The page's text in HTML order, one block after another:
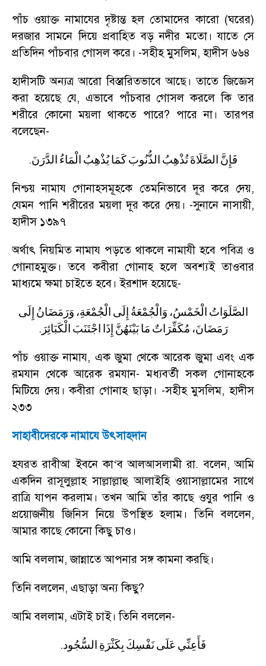
পাঁচ ওয়াক্ত নামাযের দৃষ্টান্ত হল তোমাদের কারো (ঘরের)
দরজার সামনে দিয়ে প্রবাহিত বড় নদীর মতো। যাতে সে
প্রতিদিন পাঁচবার গোসল করে। -সহীহ মুসলিম,হাদীস ৬৬৪
হাদীসটি অন্যত্র আরো বিস্তারিতভাবে আছে। তাতে জিজ্ঞেস
করা হয়েছে যে, এভাবে পাঁচবার গোসল করলে কি তার
শরীরে কোনো ময়লা থাকতে পারে? পারে না। তারপর
বলেছেন-
فَإِنَّ الصَّلَاةَتُذْهِبُ الذُّنُوبَكَمَايُذْهِبُ الْمَاءُ الدَّرَنَ.
নিশ্চয় নামায গোনাহসমূহকে তেমনিভাবে দূর করে দেয়,
যেমন পানি শরীরের ময়লা দূর করে দেয়। -সুনানে নাসায়ী,
হাদীস ১৩৯৭
অর্থাৎ নিয়মিত নামায পড়তে থাকলে নামাযী হবে পবিত্র ও
গোনাহমুক্ত। তবে কবীরা গোনাহ হলে অবশ্যই তাওবার
মাধ্যমে ক্ষমা চাইতে হবে। ইরশাদ হয়েছে-
الصَّلَوَاتُ الْخَمْسُ، وَالْجُمْعَةُ إِلَى الْجُمْعَةِ، وَرَمَضَانُ إِلَى
رَمَضَانَ، مُكَفِّرَاتٌ مَا بَيْنَهُنَّ إِذَا اجْتَنَبَ الْكَبَائِرَ .
পাঁচ ওয়াক্ত নামায, এক জুমা থেকে আরেক জুমা এবং এক
রমযান থেকে আরেক রমযান-মধ্যবর্তী সকল গোনাহকে
মিটিয়ে দেয়। কবীরা গোনাহ ছাড়া। -সহীহ মুসলিম,হাদীস
২৩৩
সাহাবীদেরকে নামাযে উৎসাহদান
হযরত রাবীআ ইবনে কা‘ব আলআসলামী রা. বলেন,আমি
একদিন রাসূলুল্লাহ সাল্লাল্লাহু আলাইহি ওয়াসাল্লামের সাথে
রাত্রি যাপন করলাম। তখন আমি তাঁর কাছে ওযুর পানি ও
প্রয়োজনীয় জিনিস নিয়ে উপস্থিত হলাম। তিনি বললেন,
আমার কাছে কোনো কিছু চাও।
আমি বললাম,জান্নাতে আপনার সঙ্গ কামনা করছি।
তিনি বললেন, এছাড়া অন্য কিছু?
আমি বললাম, এটাই চাই। তিনি বললেন-
فَأَعِنِّي عَلَىنَفْسِكَ بِكَثْرَةِ السُّجُود.